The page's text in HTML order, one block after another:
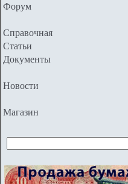
Форум
Справочная
Статьи
Документы
Новости
Магазин